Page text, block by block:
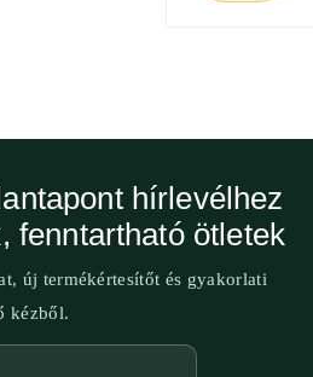
hírlevélhez
fenntartható ötletek
új termékértesítőt és gyakorlati
kézből.